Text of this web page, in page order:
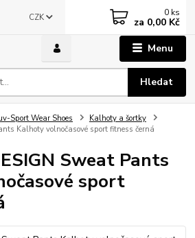
Menu
CZK
Hledat
0 ks
za 0,00 Kč
Sport Wear Shoes
Kalhoty a šortky
Kalhoty volnočasové sport fitness černá
Sweat Pants
sport